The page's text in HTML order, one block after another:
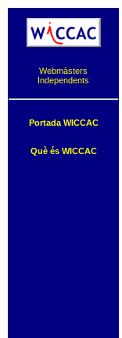
Webmàsters
Independents
Portada WICCAC
Què és WICCAC